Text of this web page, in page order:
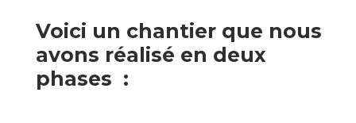
Voici un chantier que nous
avons réalisé en deux
phases :